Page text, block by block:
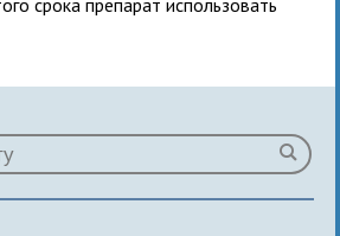
срока препарат использовать